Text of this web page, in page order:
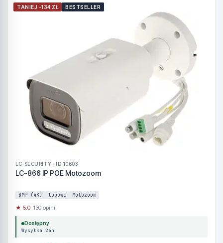
TANIEJ -134 ZŁ BESTSELLER
LC-SECURITY · ID 10603
LC-866 IP POE Motozoom
8MP (4K) tubowa Motozoom
★ 5.0· 130 opinii
Dostępny
Wysyłka 24h